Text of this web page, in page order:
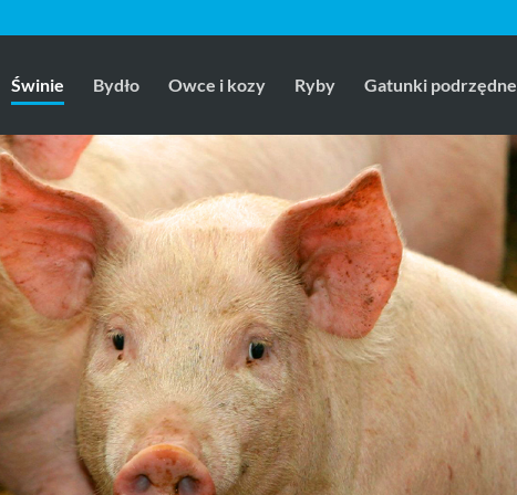
Świnie Bydło Owce i kozy Ryby Gatunki podrzędne